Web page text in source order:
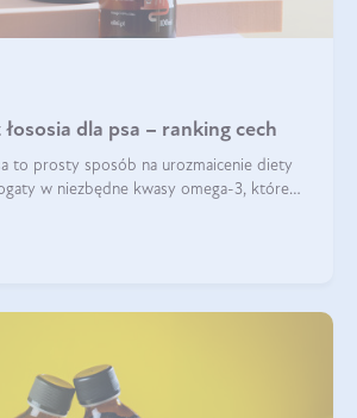
dla psa – ranking cech
to prosty sposób na urozmaicenie diety
w niezbędne kwasy omega-3, które